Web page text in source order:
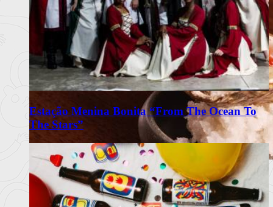
Estação Menina Bonita “From The Ocean To
The Stars”
Omakase Wa celebra a tradição do
Edomae Sushi em Lisboa